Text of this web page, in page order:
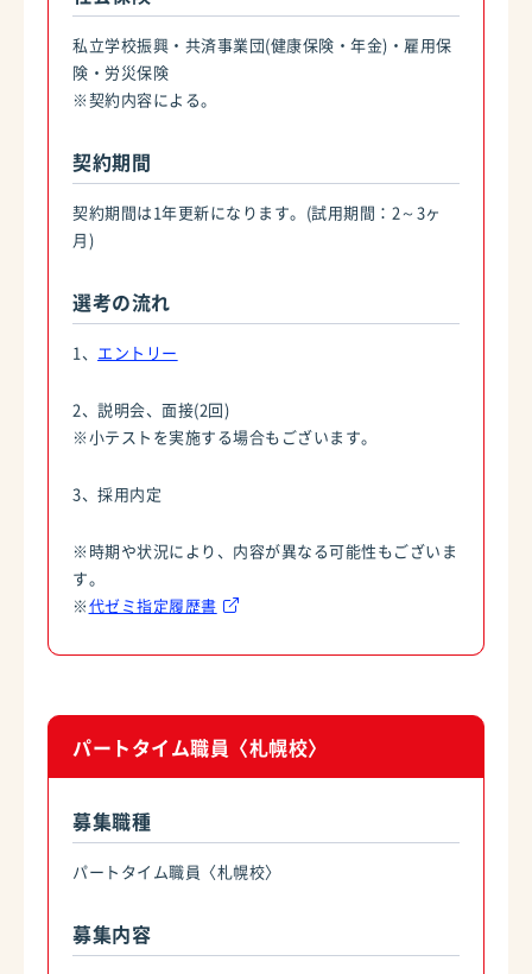
私立学校振興・共済事業団(健康保険・年金)・雇用保
険・労災保険
※契約内容による。
契約期間
契約期間は1年更新になります。(試用期間：2～3ヶ
月)
選考の流れ
1、 エントリー
2、説明会、面接(2回)
※小テストを実施する場合もございます。
3、採用内定
※時期や状況により、内容が異なる可能性もございま
す。
※代ゼミ指定履歴書
パートタイム職員〈札幌校〉
募集職種
パートタイム職員〈札幌校〉
募集内容